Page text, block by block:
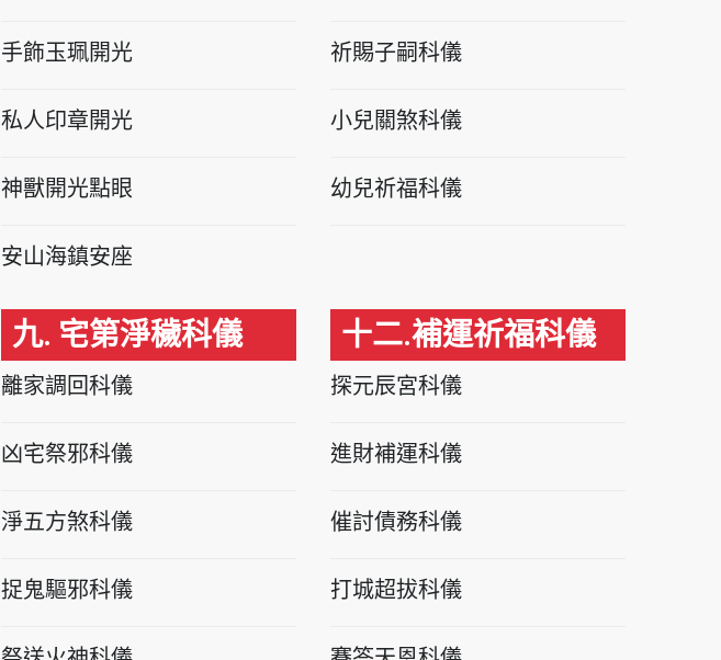
手飾玉珮開光
私人印章開光
神獸開光點眼
安山海鎮安座
九. 宅第淨穢科儀
離家調回科儀
凶宅祭邪科儀
淨五方煞科儀
捉鬼驅邪科儀
祈賜子嗣科儀
小兒關煞科儀
幼兒祈福科儀
十二.補運祈福科儀
探元辰宮科儀
進財補運科儀
催討債務科儀
打城超拔科儀